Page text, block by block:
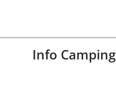
Info Camping